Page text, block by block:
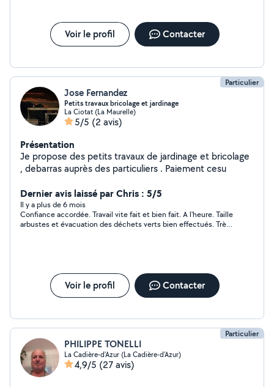
Voir le profil Contacter
Particulier
Jose Fernandez
Petits travaux bricolage et jardinage
La Ciotat (La Maurelle)
5/5 (2 avis)
Présentation
Je propose des petits travaux de jardinage et bricolage
, debarras auprès des particuliers . Paiement cesu
Dernier avis laissé par Chris : 5/5
Il y a plus de 6 mois
Confiance accordée. Travail vite fait et bien fait. A l'heure. Taille
arbustes et évacuation des déchets verts bien effectués. Très
Voir le profil Contacter
Particulier
PHILIPPE TONELLI
La Cadière-d'Azur (La Cadière-d'Azur)
4,9/5 (27 avis)